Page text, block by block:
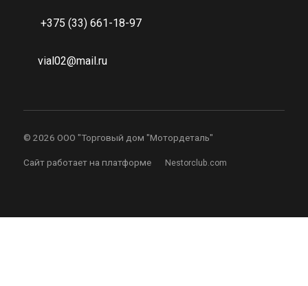
+375 (33) 661-18-97
vial02@mail.ru
© 2026 ООО "Торговый дом "Мотордеталь"
Сайт работает на платформе Nestorclub.com